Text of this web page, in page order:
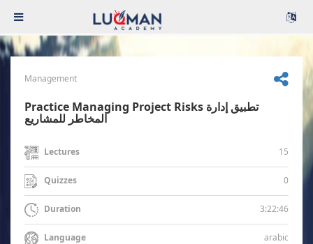
Management
Practice Managing Project Risks تطبيق إدارة
المخاطر للمشاريع
Lectures 15
Quizzes 0
Duration 3:22:46
Language arabic